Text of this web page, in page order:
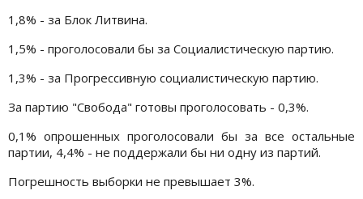
1,8% - за Блок Литвина.
1,5% - проголосовали бы за Социалистическую партию.
1,3% - за Прогрессивную социалистическую партию.
За партию "Свобода" готовы проголосовать - 0,3%.
0,1% опрошенных проголосовали бы за все остальные
партии, 4,4% - не поддержали бы ни одну из партий.
Погрешность выборки не превышает 3%.